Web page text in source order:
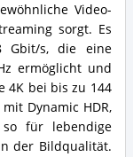
Video-
sorgt. Es
Gbit/s, die eine
ermöglicht und
4K bei bis zu 144
Dynamic HDR,
für lebendige
der Bildqualität.